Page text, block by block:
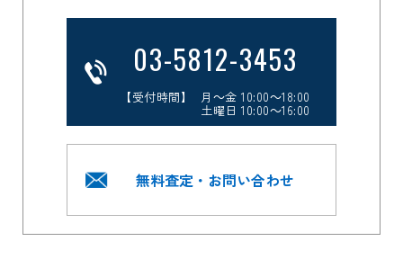
03-5812-3453
【受付時間】 月～金 10:00～18:00
土曜日 10:00～16:00
無料査定・お問い合わせ